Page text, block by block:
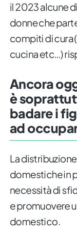
il 2023 alcune
donne che
compiti di cura
cucina etc…)
Ancora
è
badare i
ad
La
domestiche in
necessità di
e promuovere
domestico.